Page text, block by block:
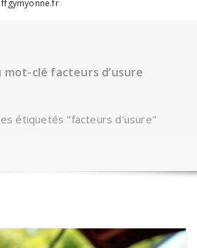
ffgymyonne.fr
mot-clé facteurs d’usure
étiquetés "facteurs d’usure"